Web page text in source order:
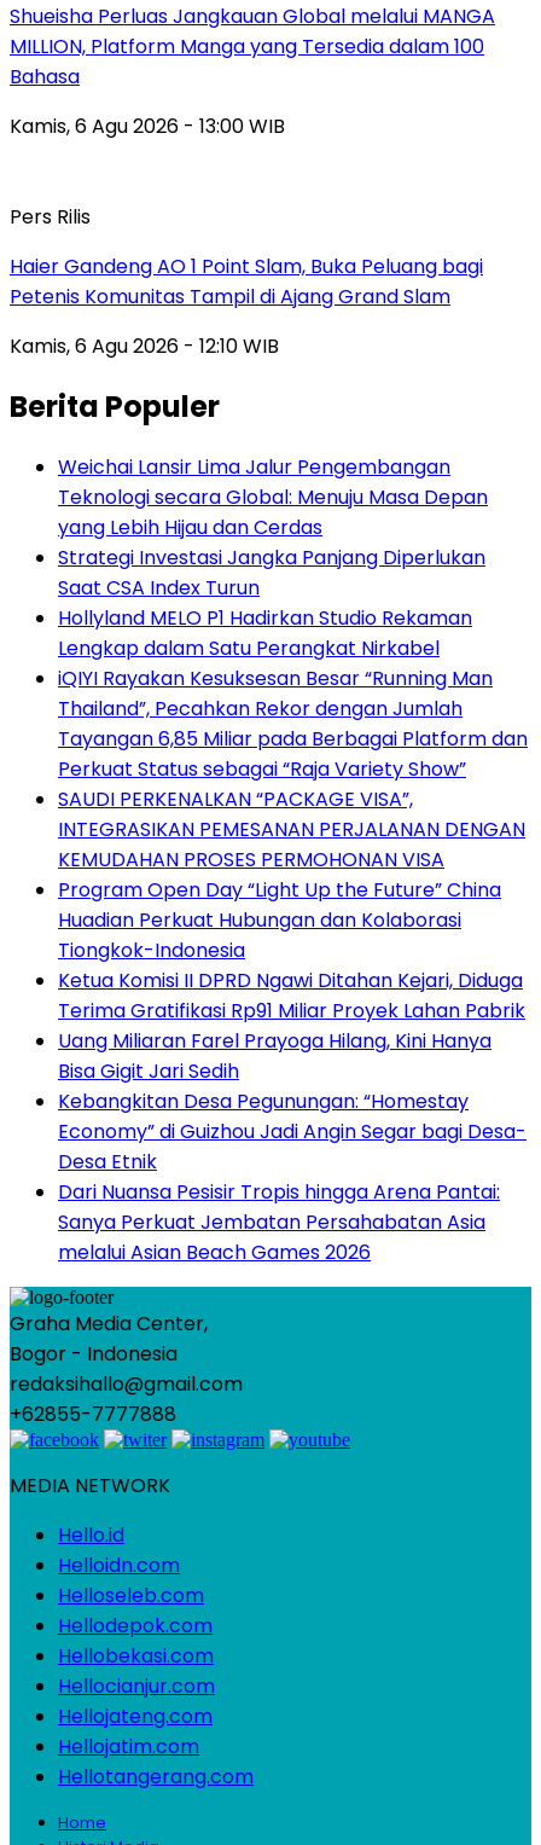
Shueisha Perluas Jangkauan Global melalui MANGA
MILLION, Platform Manga yang Tersedia dalam 100
Bahasa
Kamis, 6 Agu 2026 - 13:00 WIB
Pers Rilis
Haier Gandeng AO 1 Point Slam, Buka Peluang bagi
Petenis Komunitas Tampil di Ajang Grand Slam
Kamis, 6 Agu 2026 - 12:10 WIB
Berita Populer
Weichai Lansir Lima Jalur Pengembangan
Teknologi secara Global: Menuju Masa Depan
yang Lebih Hijau dan Cerdas
Strategi Investasi Jangka Panjang Diperlukan
Saat CSA Index Turun
Hollyland MELO P1 Hadirkan Studio Rekaman
Lengkap dalam Satu Perangkat Nirkabel
iQIYI Rayakan Kesuksesan Besar “Running Man
Thailand”, Pecahkan Rekor dengan Jumlah
Tayangan 6,85 Miliar pada Berbagai Platform dan
Perkuat Status sebagai “Raja Variety Show”
SAUDI PERKENALKAN “PACKAGE VISA”,
INTEGRASIKAN PEMESANAN PERJALANAN DENGAN
KEMUDAHAN PROSES PERMOHONAN VISA
Program Open Day “Light Up the Future” China
Huadian Perkuat Hubungan dan Kolaborasi
Tiongkok-Indonesia
Ketua Komisi II DPRD Ngawi Ditahan Kejari, Diduga
Terima Gratifikasi Rp91 Miliar Proyek Lahan Pabrik
Uang Miliaran Farel Prayoga Hilang, Kini Hanya
Bisa Gigit Jari Sedih
Kebangkitan Desa Pegunungan: “Homestay
Economy” di Guizhou Jadi Angin Segar bagi Desa-
Desa Etnik
Dari Nuansa Pesisir Tropis hingga Arena Pantai:
Sanya Perkuat Jembatan Persahabatan Asia
melalui Asian Beach Games 2026
Graha Media Center,
Bogor - Indonesia
redaksihallo@gmail.com
+62855-7777888
MEDIA NETWORK
Hello.id
Helloidn.com
Helloseleb.com
Hellodepok.com
Hellobekasi.com
Hellocianjur.com
Hellojateng.com
Hellojatim.com
Hellotangerang.com
Home